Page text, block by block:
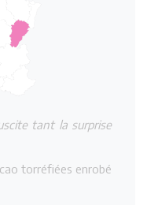
tant la surprise
torréfiées enrobé